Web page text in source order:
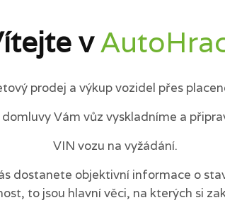
v
prodej a výkup vozidel přes
Vám vůz vyskladníme a
VIN vozu na vyžádání.
dostanete objektivní informace o
to jsou hlavní věci, na kterých si